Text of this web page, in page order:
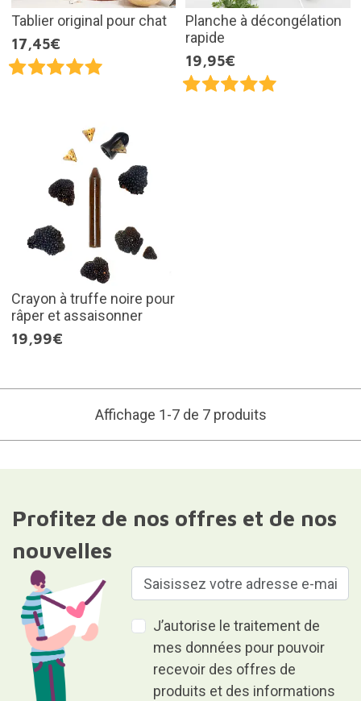
Tablier original pour chat
17,45€
Planche à décongélation
rapide
19,95€
Crayon à truffe noire pour
râper et assaisonner
19,99€
Affichage 1-7 de 7 produits
Profitez de nos offres et de nos
nouvelles
J’autorise le traitement de
mes données pour pouvoir
recevoir des offres de
produits et des informations